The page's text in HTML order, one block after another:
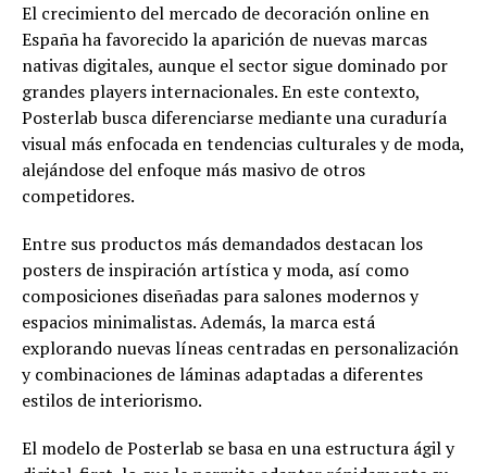
El crecimiento del mercado de decoración online en
España ha favorecido la aparición de nuevas marcas
nativas digitales, aunque el sector sigue dominado por
grandes players internacionales. En este contexto,
Posterlab busca diferenciarse mediante una curaduría
visual más enfocada en tendencias culturales y de moda,
alejándose del enfoque más masivo de otros
competidores.
Entre sus productos más demandados destacan los
posters de inspiración artística y moda, así como
composiciones diseñadas para salones modernos y
espacios minimalistas. Además, la marca está
explorando nuevas líneas centradas en personalización
y combinaciones de láminas adaptadas a diferentes
estilos de interiorismo.
El modelo de Posterlab se basa en una estructura ágil y